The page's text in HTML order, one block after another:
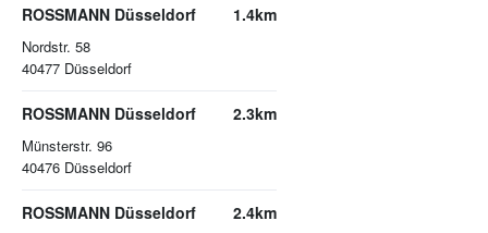
ROSSMANN Düsseldorf
Nordstr. 58
40477 Düsseldorf
1.4km
ROSSMANN Düsseldorf
Münsterstr. 96
40476 Düsseldorf
2.3km
ROSSMANN Düsseldorf 2.4km